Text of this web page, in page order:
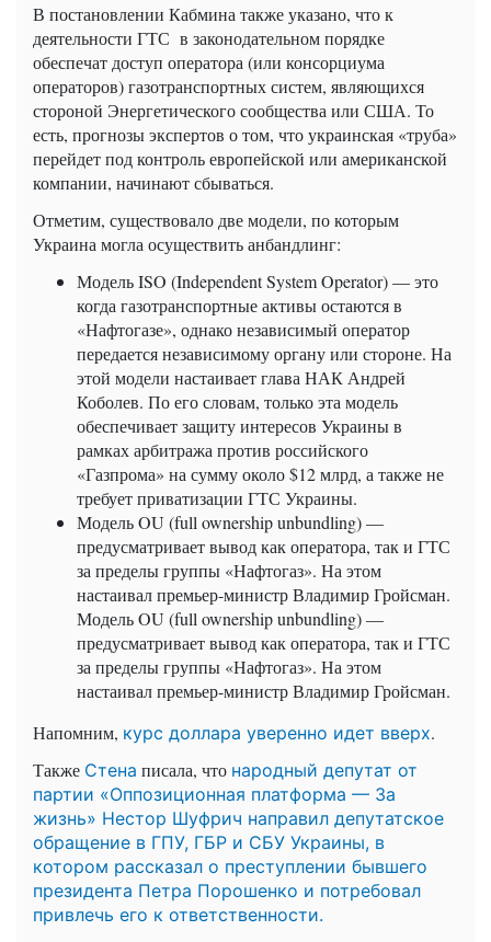
В постановлении Кабмина также указано, что к
деятельности ГТС в законодательном порядке
обеспечат доступ оператора (или консорциума
операторов) газотранспортных систем, являющихся
стороной Энергетического сообщества или США. То
есть, прогнозы экспертов о том, что украинская «труба»
перейдет под контроль европейской или американской
компании, начинают сбываться.
Отметим, существовало две модели, по которым
Украина могла осуществить анбандлинг:
Модель ISO (Independent System Operator) — это
когда газотранспортные активы остаются в
«Нафтогазе», однако независимый оператор
передается независимому органу или стороне. На
этой модели настаивает глава НАК Андрей
Коболев. По его словам, только эта модель
обеспечивает защиту интересов Украины в
рамках арбитража против российского
«Газпрома» на сумму около $12 млрд, а также не
требует приватизации ГТС Украины.
Модель OU (full ownership unbundling) —
предусматривает вывод как оператора, так и ГТС
за пределы группы «Нафтогаз». На этом
настаивал премьер-министр Владимир Гройсман.
Модель OU (full ownership unbundling) —
предусматривает вывод как оператора, так и ГТС
за пределы группы «Нафтогаз». На этом
настаивал премьер-министр Владимир Гройсман.
Напомним, курс доллара уверенно идет вверх.
Также Стена писала, что народный депутат от
партии «Оппозиционная платформа — За
жизнь» Нестор Шуфрич направил депутатское
обращение в ГПУ, ГБР и СБУ Украины, в
котором рассказал о преступлении бывшего
президента Петра Порошенко и потребовал
привлечь его к ответственности.